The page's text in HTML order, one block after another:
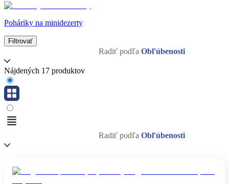
Poháriky na minidezerty
Filtrovať
Radiť podľa Obľúbenosti
Nájdených 17 produktov
Radiť podľa Obľúbenosti